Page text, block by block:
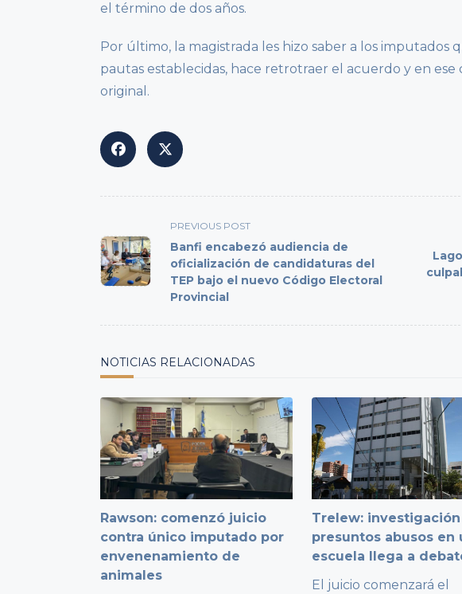
el término de dos años.
Por último, la magistrada les hizo saber a los
pautas establecidas, hace retrotraer el acuerdo y en ese
original.
class="nav-
subtitle
screen-
PREVIOUS POST
Banfi encabezó audiencia de
oficialización de candidaturas del
TEP bajo el nuevo Código Electoral
Provincial
NOTICIAS RELACIONADAS
Rawson: comenzó juicio
contra único imputado por
envenenamiento de
animales
Trelew:
presuntos abusos en
escuela llega a
El juicio comenzará el